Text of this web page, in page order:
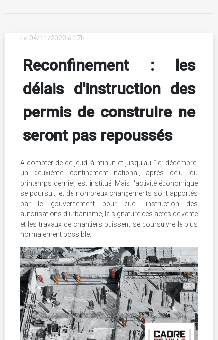
Le 04/11/2020 à 17h
Reconfinement : les
délais d'instruction des
permis de construire ne
seront pas repoussés
A compter de ce jeudi à minuit et jusqu'au 1er décembre,
un deuxième confinement national, après celui du
printemps dernier, est institué. Mais l'activité économique
se poursuit, et de nombreux changements sont apportés
par le gouvernement pour que l'instruction des
autorisations d'urbanisme, la signature des actes de vente
et les travaux de chantiers puissent se poursuivre le plus
normalement possible.